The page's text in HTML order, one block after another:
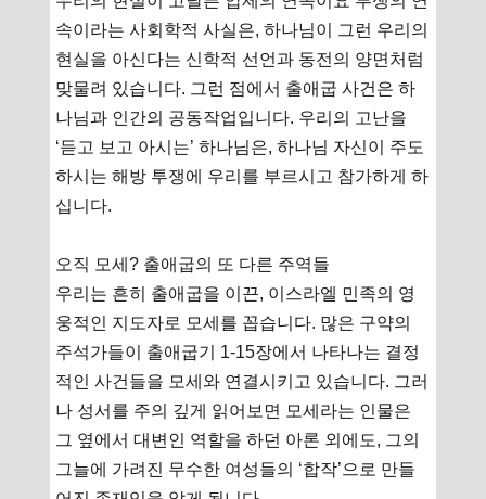
속이라는 사회학적 사실은, 하나님이 그런 우리의
현실을 아신다는 신학적 선언과 동전의 양면처럼
맞물려 있습니다. 그런 점에서 출애굽 사건은 하
나님과 인간의 공동작업입니다. 우리의 고난을
‘듣고 보고 아시는’ 하나님은, 하나님 자신이 주도
하시는 해방 투쟁에 우리를 부르시고 참가하게 하
십니다.
오직 모세? 출애굽의 또 다른 주역들
우리는 흔히 출애굽을 이끈, 이스라엘 민족의 영
웅적인 지도자로 모세를 꼽습니다. 많은 구약의
주석가들이 출애굽기 1-15장에서 나타나는 결정
적인 사건들을 모세와 연결시키고 있습니다. 그러
나 성서를 주의 깊게 읽어보면 모세라는 인물은
그 옆에서 대변인 역할을 하던 아론 외에도, 그의
그늘에 가려진 무수한 여성들의 ‘합작’으로 만들